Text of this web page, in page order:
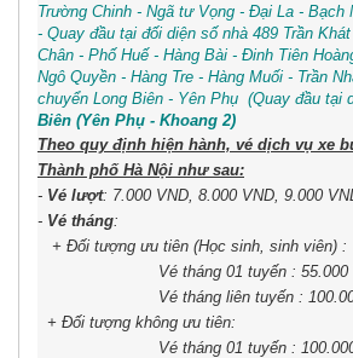
Trường Chinh - Ngã tư Vọng - Đại La - Bạch
- Quay đầu tại đối diện số nhà 489 Trần
Chân - Phố Huế - Hàng Bài - Đinh Tiên
Ngô Quyền - Hàng Tre - Hàng Muối - Trần
chuyển Long Biên - Yên Phụ (Quay đầu tại
Biên (Yên Phụ - Khoang 2)
Theo quy định hiện hành, vé dịch vụ xe
Thành phố Hà Nội như sau:
- Vé lượt: 7.000 VND, 8.000 VND, 9.000
- Vé tháng:
+ Đối tượng ưu tiên (Học sinh, sinh viên) :
Vé tháng 01 tuyến : 55.000
Vé tháng liên tuyến : 100.000
+ Đối tượng không ưu tiên:
Vé tháng 01 tuyến : 100.000